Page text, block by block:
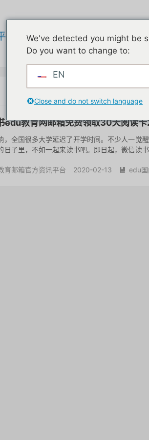
我们一直在努力
edu邮箱申请
edu教育网邮箱免费领取30天阅读
，全国很多大学延迟了开学时间。不少人一觉
日子里，不如一起来读书吧。即日起，微信读
育邮箱官方资讯平台 2020-02-13  edu
We've detected you might be
Do you want to change to:
EN
Close and do not switch language